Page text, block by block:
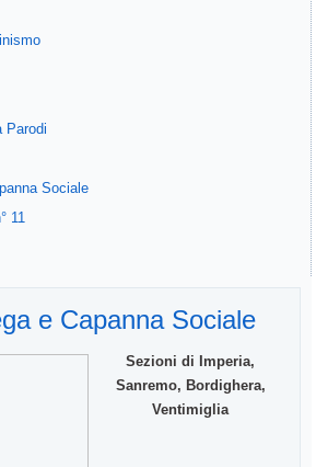
Parodi
Sociale
11
e Capanna Sociale
Sezioni di Imperia,
Sanremo, Bordighera,
Ventimiglia